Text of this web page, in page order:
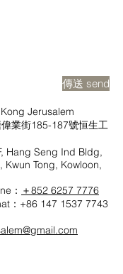
傳送 send
Jerusalem
業街185-187號恒生工
Hang Seng Ind Bldg,
Kwun Tong, Kowloon,
： ＋852 6257 7776
：+86 147 1537 7743